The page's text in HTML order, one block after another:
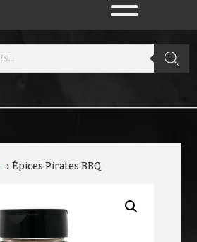
→ Épices Pirates BBQ